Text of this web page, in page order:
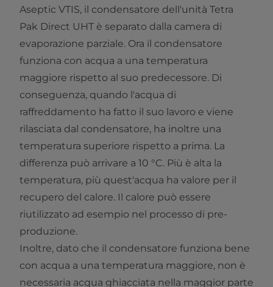
Aseptic VTIS, il condensatore dell'unità Tetra
Pak Direct UHT è separato dalla camera di
evaporazione parziale. Ora il condensatore
funziona con acqua a una temperatura
maggiore rispetto al suo predecessore. Di
conseguenza, quando l'acqua di
raffreddamento ha fatto il suo lavoro e viene
rilasciata dal condensatore, ha inoltre una
temperatura superiore rispetto a prima. La
differenza può arrivare a 10 °C. Più è alta la
temperatura, più quest'acqua ha valore per il
recupero del calore. Il calore può essere
riutilizzato ad esempio nel processo di pre-
produzione.
Inoltre, dato che il condensatore funziona bene
con acqua a una temperatura maggiore, non è
necessaria acqua ghiacciata nella maggior parte